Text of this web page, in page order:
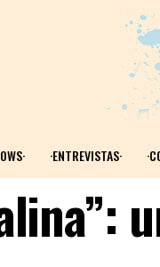
·ENTREVISTAS·